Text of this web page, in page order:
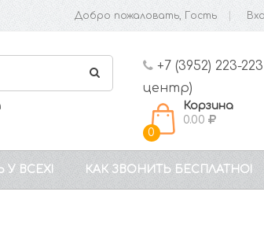
Добро пожаловать, Гость
+7 (3952) 223-
центр)
0
Корзина
0.00
У ВСЕХ! КАК ЗВОНИТЬ БЕСПЛАТНО!